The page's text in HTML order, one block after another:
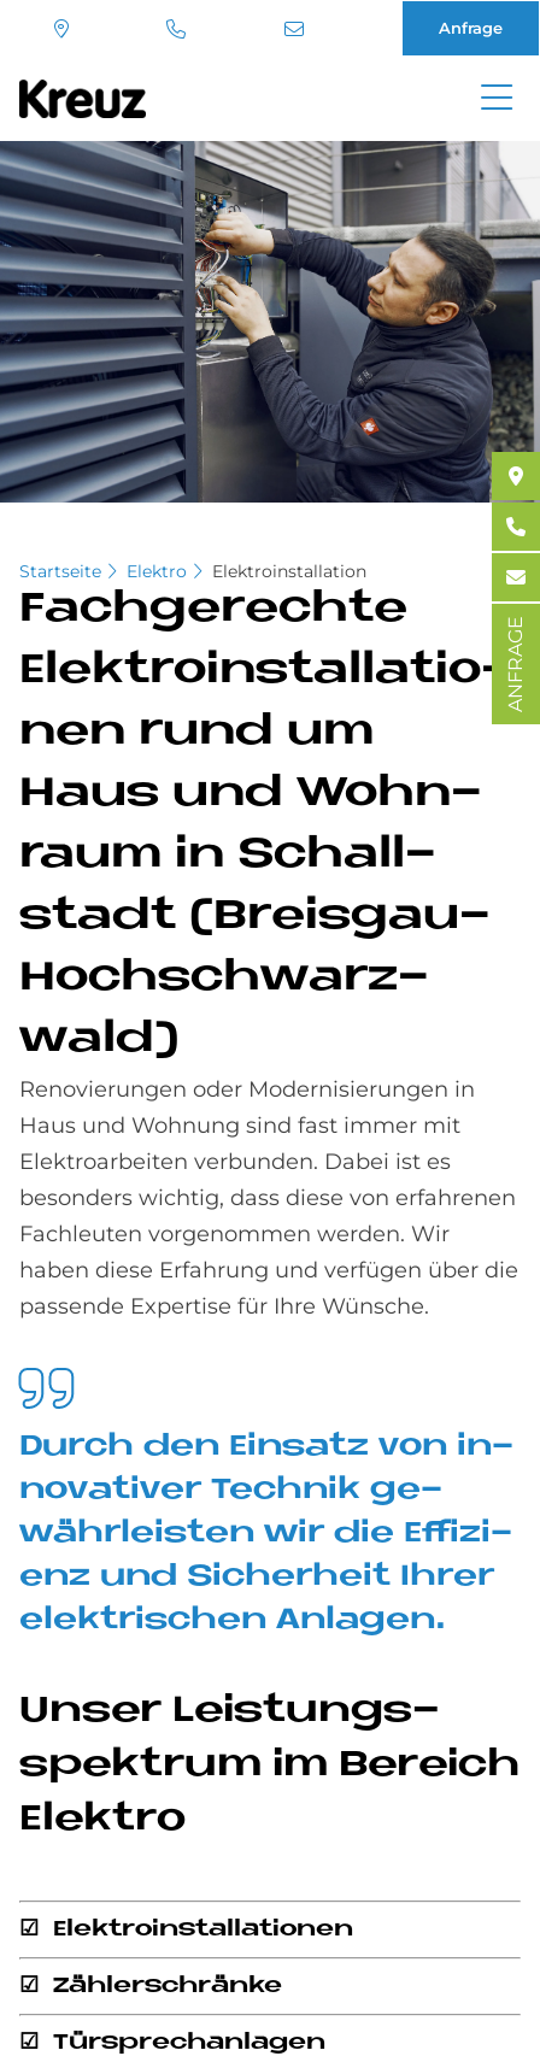
Direkt
zum
Inhalt
Anfrage
Startseite Elektro Elektroinstallation
Fach­ge­rech­te
Elek­tro­in­stal­la­tio­
nen rund um
Haus und Wohn­
raum in Schall­
sta­dt (Breis­gau-
Hoch­schwarz­
wald)
Renovierungen oder Modernisierungen in
Haus und Wohnung sind fast immer mit
Elektroarbeiten verbunden. Dabei ist es
besonders wichtig, dass diese von erfahrenen
Fachleuten vorgenommen werden. Wir
haben diese Erfahrung und verfügen über die
passende Expertise für Ihre Wünsche.
Durch den Ein­sa­tz von in­
no­va­ti­ver Tech­nik ge­
währ­lei­sten wir die Ef­fi­zi­
enz und Si­cher­heit Ih­rer
elek­tri­schen An­la­gen.
Un­ser Lei­stungs­
spek­trum im Be­reich
Elek­tro
☑ Elek­tro­in­stal­la­tio­nen
☑ Zäh­ler­schrän­ke
☑ Tür­sprech­an­la­gen
ANFRAGE